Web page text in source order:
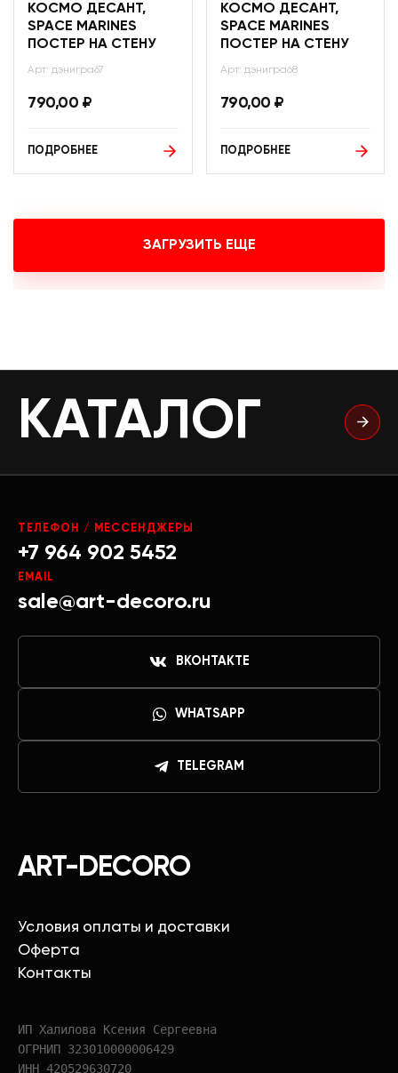
КОСМО ДЕСАНТ,
SPACE MARINES
ПОСТЕР НА СТЕНУ
Арт: дэнигра67
790,00 ₽
ПОДРОБНЕЕ
КОСМО ДЕСАНТ,
SPACE MARINES
ПОСТЕР НА СТЕНУ
Арт: дэнигра68
790,00 ₽
ПОДРОБНЕЕ
ЗАГРУЗИТЬ ЕЩЕ
КАТАЛОГ
ART-DECORO
Условия оплаты и доставки
Оферта
Контакты
ИП Халилова Ксения Сергеевна
ОГРНИП 323010000006429
ИНН 420529630720
ТЕЛЕФОН / МЕССЕНДЖЕРЫ
+7 964 902 5452
EMAIL
sale@art-decoro.ru
ВКОНТАКТЕ
WHATSAPP
TELEGRAM